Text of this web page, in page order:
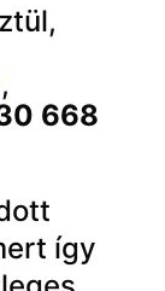
,
668
így